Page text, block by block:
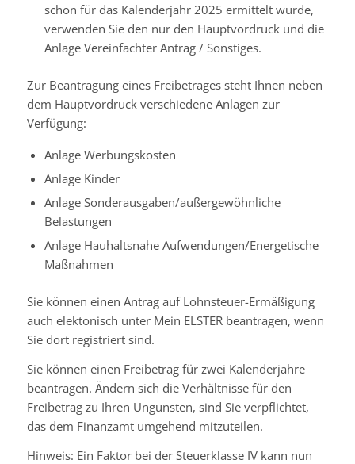
schon für das Kalenderjahr 2025 ermittelt wurde,
verwenden Sie den nur den Hauptvordruck und die
Anlage Vereinfachter Antrag / Sonstiges.
Zur Beantragung eines Freibetrages steht Ihnen neben
dem Hauptvordruck verschiedene Anlagen zur
Verfügung:
Anlage Werbungskosten
Anlage Kinder
Anlage Sonderausgaben/außergewöhnliche
Belastungen
Anlage Hauhaltsnahe Aufwendungen/Energetische
Maßnahmen
Sie können einen Antrag auf Lohnsteuer-Ermäßigung
auch elektonisch unter Mein ELSTER beantragen, wenn
Sie dort registriert sind.
Sie können einen Freibetrag für zwei Kalenderjahre
beantragen. Ändern sich die Verhältnisse für den
Freibetrag zu Ihren Ungunsten, sind Sie verpflichtet,
das dem Finanzamt umgehend mitzuteilen.
Hinweis: Ein Faktor bei der Steuerklasse IV kann nun